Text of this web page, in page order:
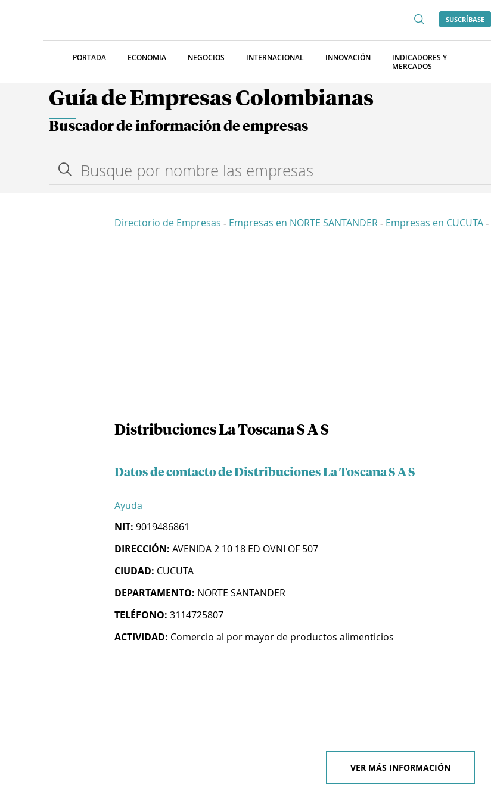
SUSCRÍBASE
PORTADA ECONOMIA NEGOCIOS INTERNACIONAL INNOVACIÓN
INDICADORES Y
MERCADOS
Guía de Empresas Colombianas
Buscador de información de empresas
Directorio de Empresas - Empresas en NORTE SANTANDER - Empresas en CUCUTA -
Distribuciones La Toscana S A S
Datos de contacto de Distribuciones La Toscana S A S
Ayuda
NIT: 9019486861
DIRECCIÓN: AVENIDA 2 10 18 ED OVNI OF 507
CIUDAD: CUCUTA
DEPARTAMENTO: NORTE SANTANDER
TELÉFONO: 3114725807
ACTIVIDAD: Comercio al por mayor de productos alimenticios
VER MÁS INFORMACIÓN